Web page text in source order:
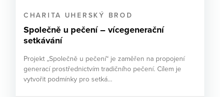
CHARITA UHERSKÝ BROD
Společně u pečení – vícegenerační
setkávání
Projekt „Společně u pečení“ je zaměřen na propojení
generací prostřednictvím tradičního pečení. Cílem je
vytvořit podmínky pro setká…